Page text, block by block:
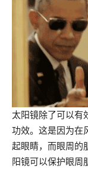
太阳镜除了可以有
功效。这是因为在
起眼睛，而眼周的
阳镜可以保护眼周